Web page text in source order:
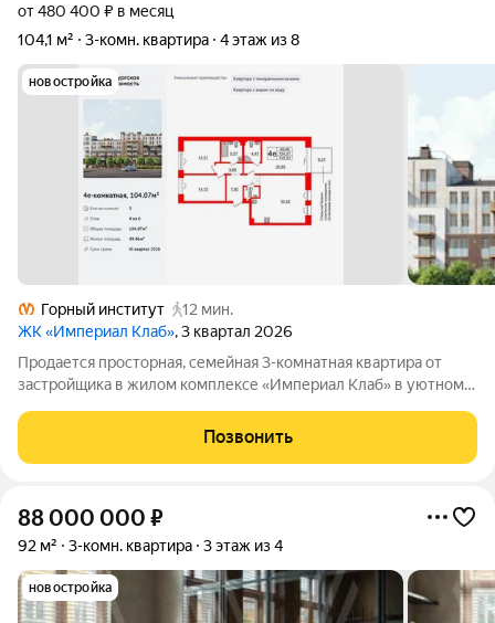
от 480 400 ₽ в месяц
104,1 м²
3-комн. квартира 4 этаж из 8
новостройка
Горный институт
12 мин.
ЖК «Империал Клаб», 3 квартал 2026
Продается просторная, семейная 3-комнатная квартира от
застройщика в жилом комплексе «Империал Клаб» в уютном
транспорте всего за 7 минут. Вид на воду станет главным
украшением квартиры, создаст в
Позвонить
88 000 000 ₽
92 м² 3-комн. квартира 3 этаж из 4
новостройка